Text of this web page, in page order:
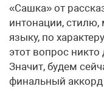
«Сашка» от
интонации,
языку, по
этот вопрос никто
Значит, будем
финальный аккорд